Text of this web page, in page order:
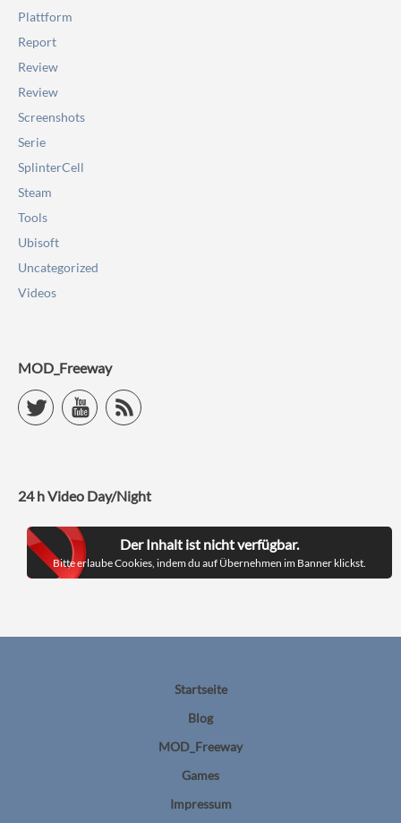
Plattform
Report
Review
Review
Screenshots
Serie
SplinterCell
Steam
Tools
Ubisoft
Uncategorized
Videos
MOD_Freeway
Twitter YouTubeRSS Feed
24 h Video Day/Night
Der Inhalt ist nicht verfügbar.
Bitte erlaube Cookies, indem du auf Übernehmen im Banner klickst.
Startseite
Blog
MOD_Freeway
Games
Impressum